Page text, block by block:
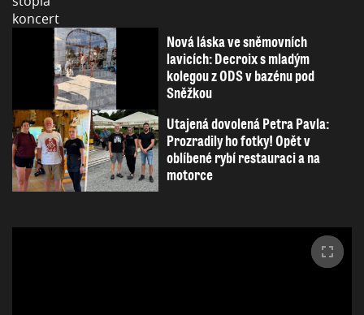
Nová láska ve sněmovních
lavicích: Decroix s mladým
kolegou z ODS v bazénu pod
Sněžkou
Utajená dovolená Petra Pavla:
Prozradily ho fotky! Opět v
oblíbené rybí restauraci a na
motorce